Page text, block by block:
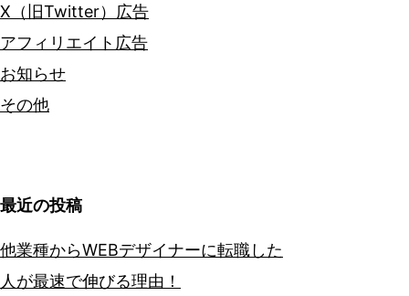
X（旧Twitter）広告
アフィリエイト広告
お知らせ
その他
最近の投稿
他業種からWEBデザイナーに転職した
人が最速で伸びる理由！